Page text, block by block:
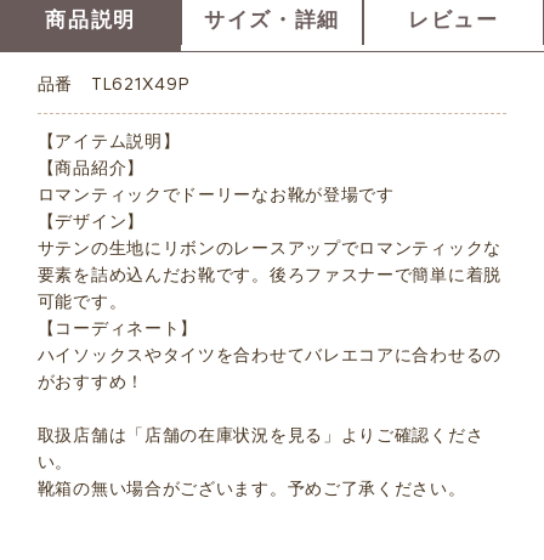
商品説明 サイズ・詳細 レビュー
品番 TL621X49P
【アイテム説明】
【商品紹介】
ロマンティックでドーリーなお靴が登場です
【デザイン】
サテンの生地にリボンのレースアップでロマンティックな
要素を詰め込んだお靴です。後ろファスナーで簡単に着脱
可能です。
【コーディネート】
ハイソックスやタイツを合わせてバレエコアに合わせるの
がおすすめ！
取扱店舗は「店舗の在庫状況を見る」よりご確認くださ
い。
靴箱の無い場合がございます。予めご了承ください。